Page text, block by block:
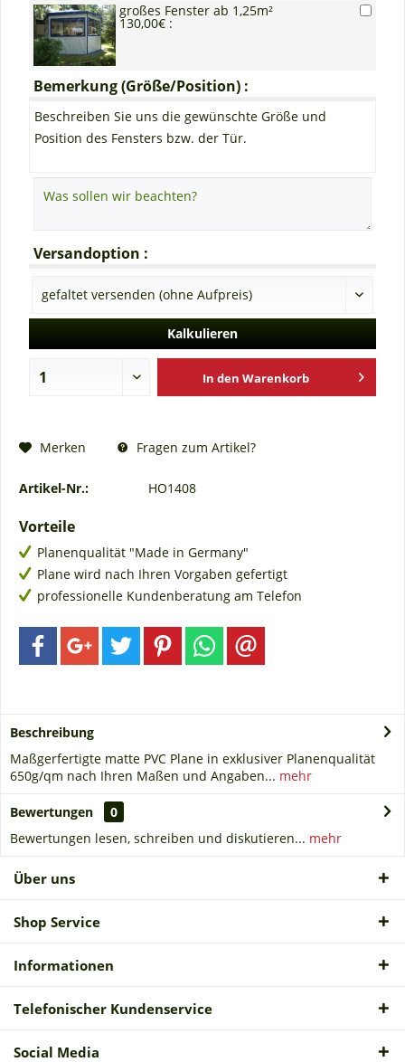
großes Fenster ab 1,25m²
130,00€ :
Bemerkung (Größe/Position) :
Beschreiben Sie uns die gewünschte Größe und
Position des Fensters bzw. der Tür.
Versandoption :
Kalkulieren
In den Warenkorb
Merken Fragen zum Artikel?
Artikel-Nr.: HO1408
Vorteile
Planenqualität "Made in Germany"
Plane wird nach Ihren Vorgaben gefertigt
professionelle Kundenberatung am Telefon
Beschreibung
Maßgerfertigte matte PVC Plane in exklusiver Planenqualität
650g/qm nach Ihren Maßen und Angaben... mehr
Bewertungen
0
Bewertungen lesen, schreiben und diskutieren... mehr
Über uns
Shop Service
Informationen
Telefonischer Kundenservice
Social Media